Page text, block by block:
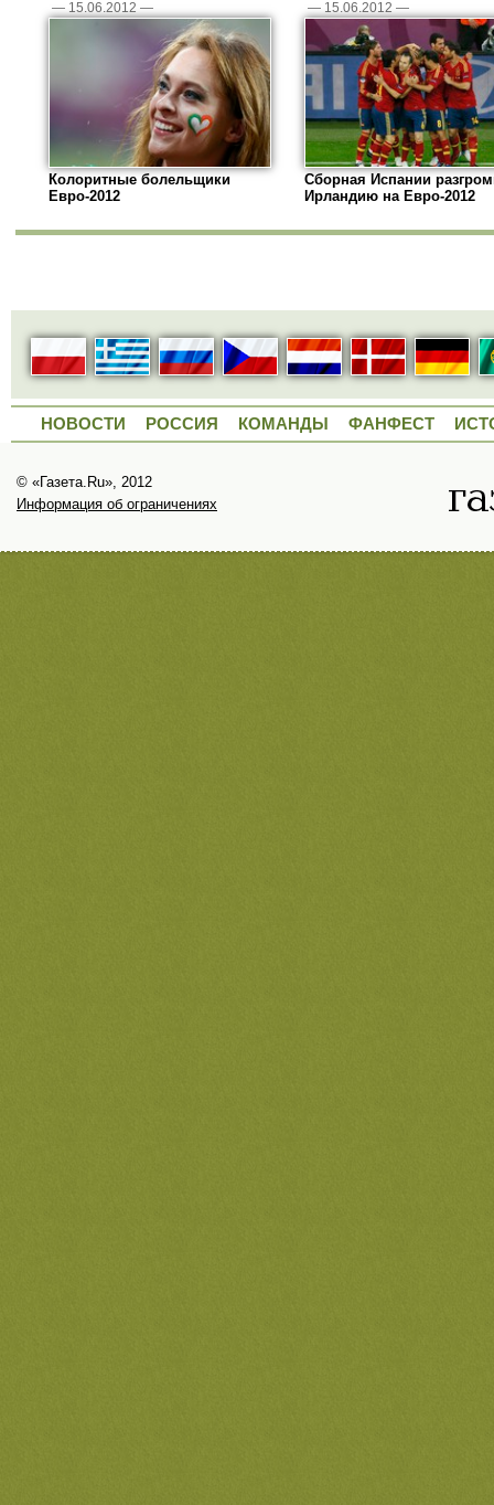
— 15.06.2012 —
Колоритные болельщики
Евро-2012
— 15.06.2012 —
Сборная Испании
Ирландию на Евро-2012
НОВОСТИ РОССИЯ КОМАНДЫ ФАНФЕСТ
© «Газета.Ru», 2012
Информация об ограничениях